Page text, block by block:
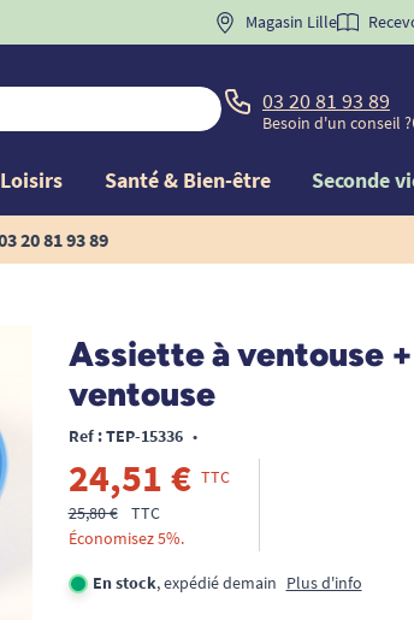
BIENVENUE" pourla 1ère
Magasin Lille
03 20 81 93 89
Besoin d'un conseil ?
Santé & Bien-être Seconde
20 81 93 89
Assiette à ventouse
ventouse
Ref : TEP-15336 •
24,51 € TTC
25,80 €
TTC
Économisez 5%.
En stock, expédié demain Plus d'info